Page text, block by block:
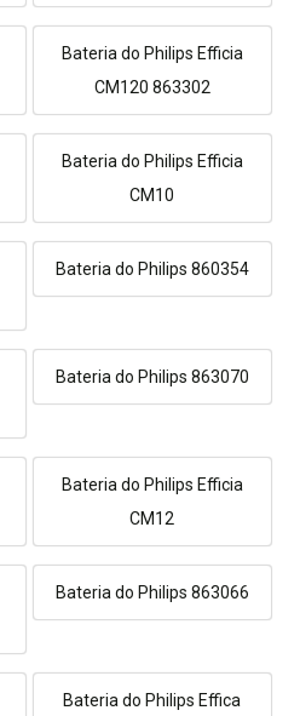
Bateria do Philips Efficia
CM120 863302
Bateria do Philips Efficia
CM10
Bateria do Philips 860354
Bateria do Philips 863070
Bateria do Philips Efficia
CM12
Bateria do Philips 863066
Bateria do Philips Effica